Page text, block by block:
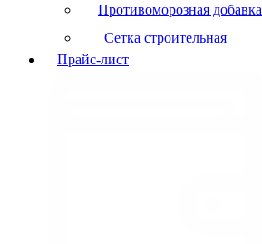
Противоморозная добавка
Сетка строительная
Прайс-лист